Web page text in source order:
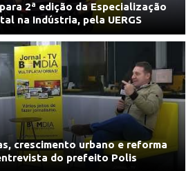
2ª edição da Especialização
na Indústria, pela UERGS
crescimento urbano e reforma
do prefeito Polis